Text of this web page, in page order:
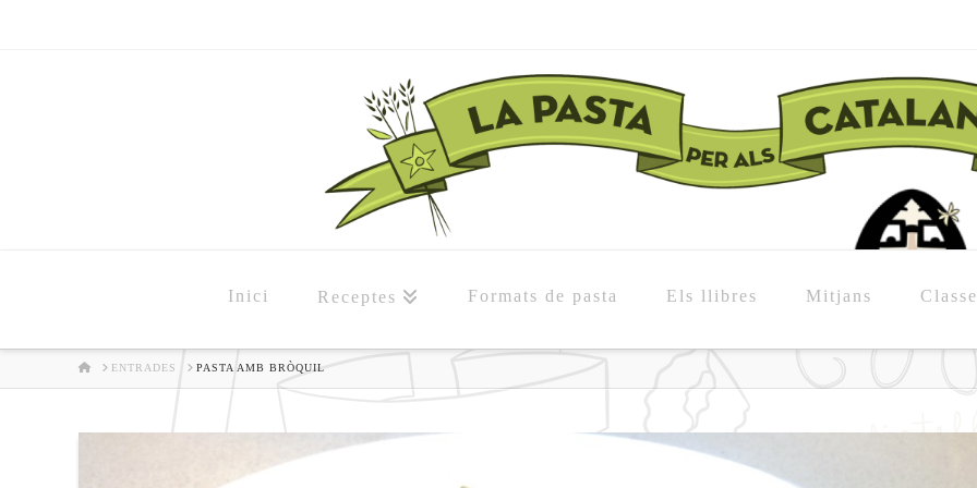
Inici Receptes Formats de pasta Els llibres Mitjans
HOMEENTRADES PASTA AMB BRÒQUIL